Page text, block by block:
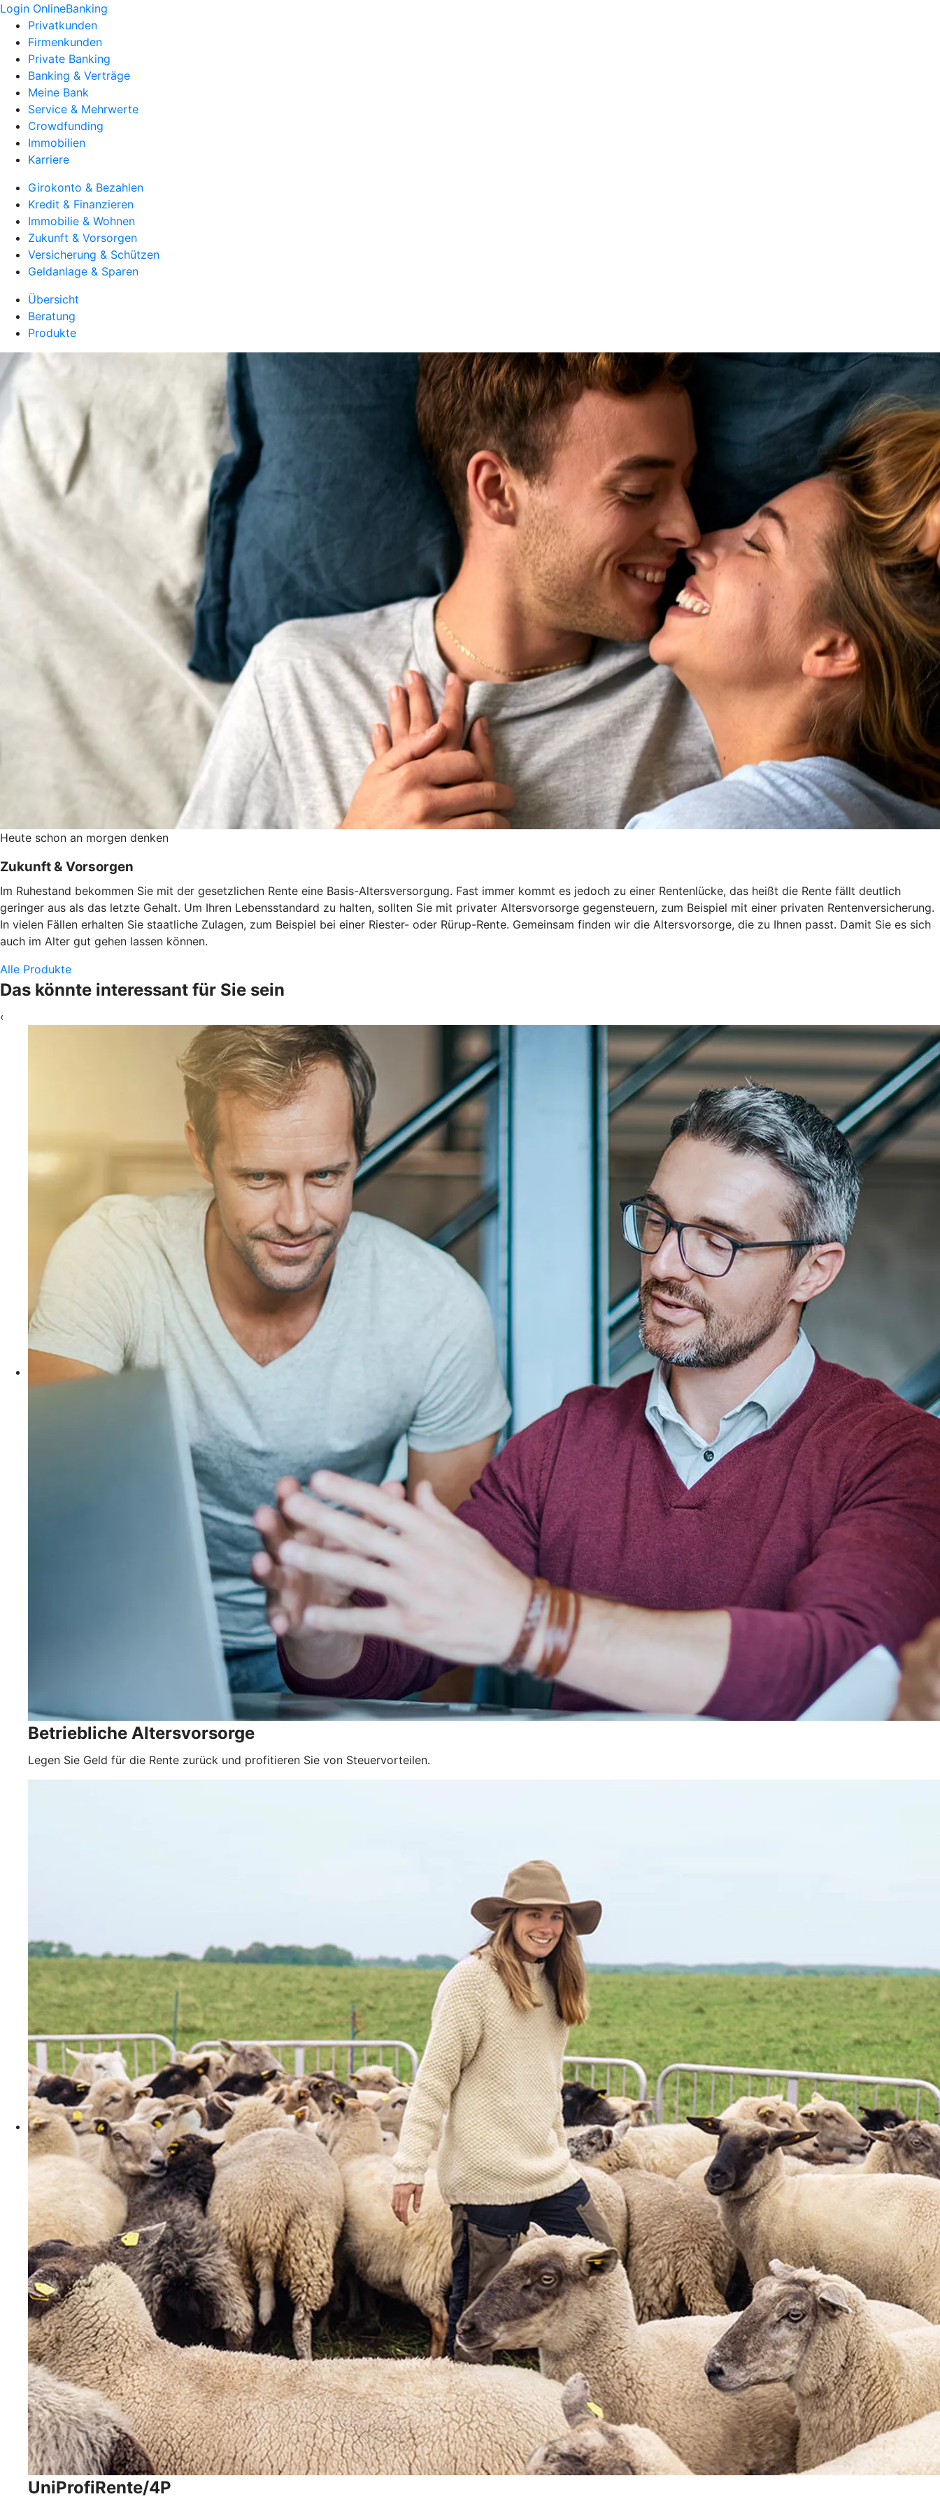
Login OnlineBanking
Privatkunden
Firmenkunden
Private Banking
Banking & Verträge
Meine Bank
Service & Mehrwerte
Crowdfunding
Immobilien
Karriere
Girokonto & Bezahlen
Kredit & Finanzieren
Immobilie & Wohnen
Zukunft & Vorsorgen
Versicherung & Schützen
Geldanlage & Sparen
Übersicht
Beratung
Produkte
Heute schon an morgen denken
Zukunft & Vorsorgen
Im Ruhestand bekommen Sie mit der gesetzlichen Rente eine Basis-Altersversorgung. Fast immer kommt es jedoch zu einer Rentenlücke, das heißt die Rente fällt deutlich
geringer aus als das letzte Gehalt. Um Ihren Lebensstandard zu halten, sollten Sie mit privater Altersvorsorge gegensteuern, zum Beispiel mit einer privaten Rentenversicherung.
In vielen Fällen erhalten Sie staatliche Zulagen, zum Beispiel bei einer Riester- oder Rürup-Rente. Gemeinsam finden wir die Altersvorsorge, die zu Ihnen passt. Damit Sie es sich
auch im Alter gut gehen lassen können.
Alle Produkte
Das könnte interessant für Sie sein
‹
Betriebliche Altersvorsorge
Legen Sie Geld für die Rente zurück und profitieren Sie von Steuervorteilen.
UniProfiRente/4P